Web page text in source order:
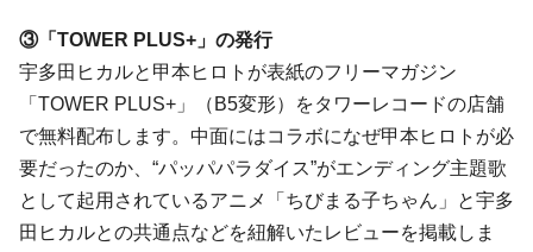
③「TOWER PLUS+」の発行
宇多田ヒカルと甲本ヒロトが表紙のフリーマガジン
「TOWER PLUS+」（B5変形）をタワーレコードの店舗
で無料配布します。中面にはコラボになぜ甲本ヒロトが必
要だったのか、“パッパパラダイス”がエンディング主題歌
として起用されているアニメ「ちびまる子ちゃん」と宇多
田ヒカルとの共通点などを紐解いたレビューを掲載しま